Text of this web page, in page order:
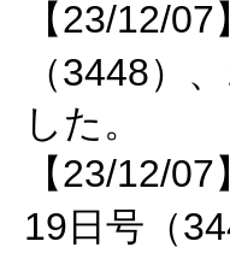
【23/12/07】
（3448）
した。
【23/12/07】
19日号（